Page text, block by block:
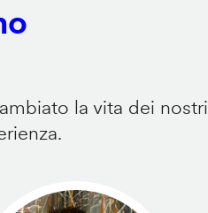
la vita dei nostri